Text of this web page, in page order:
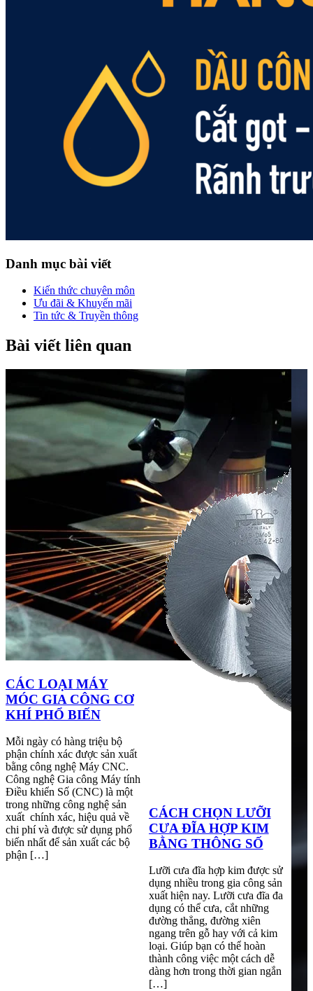
Danh mục bài viết
Kiến thức chuyên môn
Ưu đãi & Khuyến mãi
Tin tức & Truyền thông
Bài viết liên quan
CÁC LOẠI MÁY
MÓC GIA CÔNG CƠ
KHÍ PHỔ BIẾN
Mỗi ngày có hàng triệu bộ
phận chính xác được sản xuất
bằng công nghệ Máy CNC.
Công nghệ Gia công Máy tính
Điều khiển Số (CNC) là một
trong những công nghệ sản
xuất chính xác, hiệu quả về
chi phí và được sử dụng phổ
biến nhất để sản xuất các bộ
phận […]
CÁCH CHỌN LƯỠI
CƯA ĐĨA HỢP KIM
BẰNG THÔNG SỐ
Lưỡi cưa đĩa hợp kim được sử
dụng nhiều trong gia công sản
xuất hiện nay. Lưỡi cưa đĩa đa
dụng có thể cưa, cắt những
đường thẳng, đường xiên
ngang trên gỗ hay với cả kim
loại. Giúp bạn có thể hoàn
thành công việc một cách dễ
dàng hơn trong thời gian ngắn
[…]